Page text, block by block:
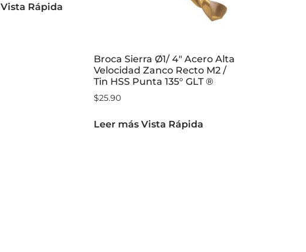
Vista Rápida
Broca Sierra Ø1/ 4″ Acero Alta
Velocidad Zanco Recto M2 /
Tin HSS Punta 135° GLT ®
$25.90
Leer más Vista Rápida